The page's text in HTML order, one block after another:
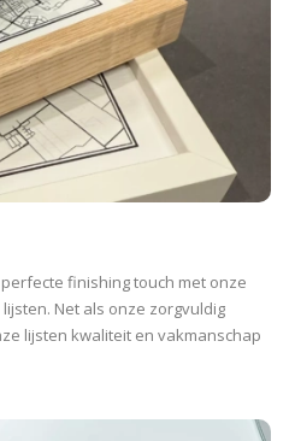
finishing touch met onze
Net als onze zorgvuldig
lijsten kwaliteit en vakmanschap